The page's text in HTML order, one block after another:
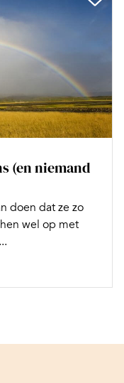
(en niemand
doen dat ze zo
wel op met